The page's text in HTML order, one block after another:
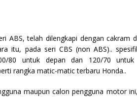
ABS, telah dilengkapi dengan cakram
itu, pada seri CBS (non ABS)..
80 untuk depan dan 120/70 untuk
rangka matic-matic terbaru Honda..
maupun calon pengguna motor